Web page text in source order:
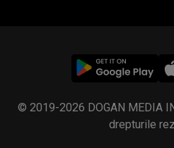
© 2019-2026 DOGAN MEDIA
drepturile